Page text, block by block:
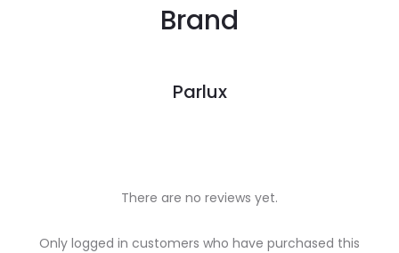
Brand
Parlux
There are no reviews yet.
Only logged in customers who have purchased this